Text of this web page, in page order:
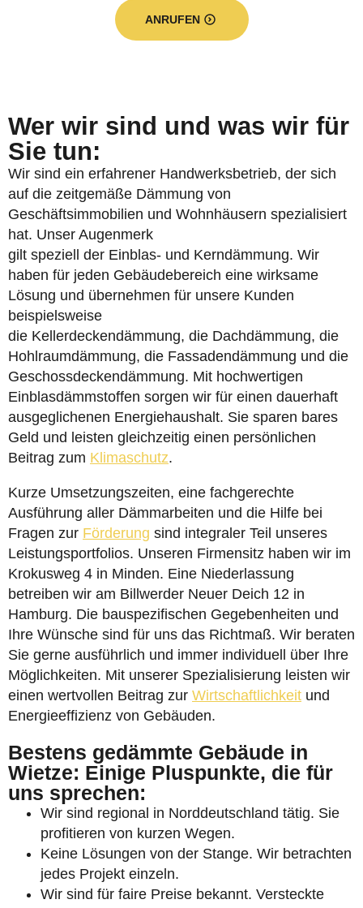
ANRUFEN
Wer wir sind und was wir für
Sie tun:
Wir sind ein erfahrener Handwerksbetrieb, der sich
auf die zeitgemäße Dämmung von
Geschäftsimmobilien und Wohnhäusern spezialisiert
hat. Unser Augenmerk
gilt speziell der Einblas- und Kerndämmung. Wir
haben für jeden Gebäudebereich eine wirksame
Lösung und übernehmen für unsere Kunden
beispielsweise
die Kellerdeckendämmung, die Dachdämmung, die
Hohlraumdämmung, die Fassadendämmung und die
Geschossdeckendämmung. Mit hochwertigen
Einblasdämmstoffen sorgen wir für einen dauerhaft
ausgeglichenen Energiehaushalt. Sie sparen bares
Geld und leisten gleichzeitig einen persönlichen
Beitrag zum Klimaschutz.
Kurze Umsetzungszeiten, eine fachgerechte
Ausführung aller Dämmarbeiten und die Hilfe bei
Fragen zur Förderung sind integraler Teil unseres
Leistungsportfolios. Unseren Firmensitz haben wir im
Krokusweg 4 in Minden. Eine Niederlassung
betreiben wir am Billwerder Neuer Deich 12 in
Hamburg. Die bauspezifischen Gegebenheiten und
Ihre Wünsche sind für uns das Richtmaß. Wir beraten
Sie gerne ausführlich und immer individuell über Ihre
Möglichkeiten. Mit unserer Spezialisierung leisten wir
einen wertvollen Beitrag zur Wirtschaftlichkeit und
Energieeffizienz von Gebäuden.
Bestens gedämmte Gebäude in
Wietze: Einige Pluspunkte, die für
uns sprechen:
Wir sind regional in Norddeutschland tätig. Sie
profitieren von kurzen Wegen.
Keine Lösungen von der Stange. Wir betrachten
jedes Projekt einzeln.
Wir sind für faire Preise bekannt. Versteckte